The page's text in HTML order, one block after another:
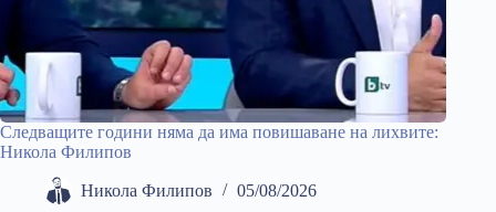
Следващите години няма да има повишаване на лихвите:
Никола Филипов
Никола Филипов 05/08/2026